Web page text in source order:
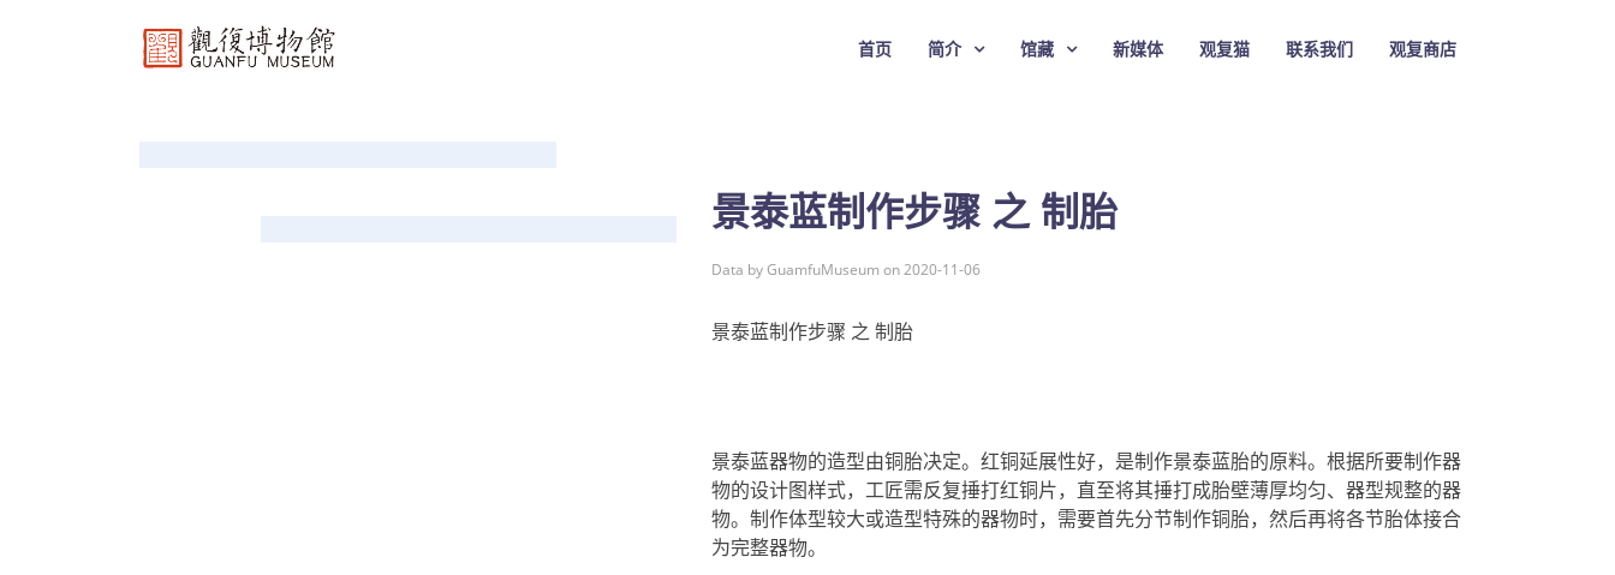
首页 简介 馆藏 新媒体 观复猫 联系我们 观复商店
景泰蓝制作步骤 之 制胎
Data by GuamfuMuseum on 2020-11-06
景泰蓝制作步骤 之 制胎
景泰蓝器物的造型由铜胎决定。红铜延展性好，是制作景泰蓝胎的原料。根据所要制作器
物的设计图样式，工匠需反复捶打红铜片，直至将其捶打成胎壁薄厚均匀、器型规整的器
物。制作体型较大或造型特殊的器物时，需要首先分节制作铜胎，然后再将各节胎体接合
为完整器物。